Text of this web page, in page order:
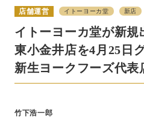
フーズ代表店
店舗運営 イトーヨーカ堂 新店
イトーヨーカ堂が新
東小金井店を4月25日
新生ヨークフーズ代表
竹下浩一郎